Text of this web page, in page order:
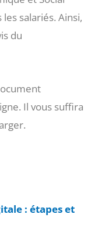
salariés. Ainsi,
du
Il vous suffira
: étapes et